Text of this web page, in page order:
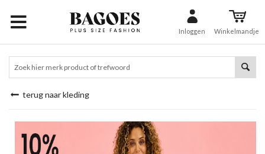
Inloggen Winkelmandje
terug naar kleding